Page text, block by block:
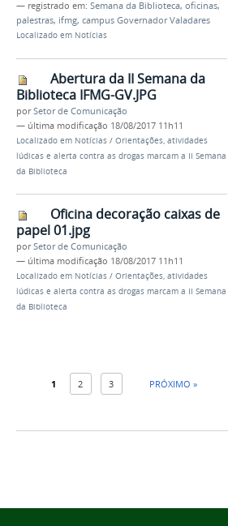
— registrado em: Semana da Biblioteca, oficinas,
palestras, ifmg, campus Governador Valadares
Localizado em Notícias
Abertura da II Semana da
Biblioteca IFMG-GV.JPG
porSetor de Comunicação
— última modificação 18/08/2017 11h11
Localizado em Notícias / Orientações, atividades
lúdicas e alerta contra as drogas marcam a II Semana
da Biblioteca
Oficina decoração caixas de
papel 01.jpg
porSetor de Comunicação
— última modificação 18/08/2017 11h11
Localizado em Notícias / Orientações, atividades
lúdicas e alerta contra as drogas marcam a II Semana
da Biblioteca
1 2 3 PRÓXIMO »